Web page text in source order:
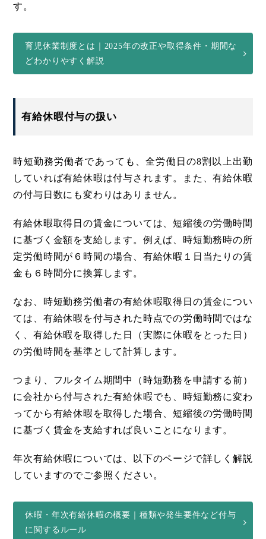
す。
育児休業制度とは｜2025年の改正や取得条件・期間な
どわかりやすく解説
有給休暇付与の扱い
時短勤務労働者であっても、全労働日の8割以上出勤
していれば有給休暇は付与されます。また、有給休暇
の付与日数にも変わりはありません。
有給休暇取得日の賃金については、短縮後の労働時間
に基づく金額を支給します。例えば、時短勤務時の所
定労働時間が６時間の場合、有給休暇１日当たりの賃
金も６時間分に換算します。
なお、時短勤務労働者の有給休暇取得日の賃金につい
ては、有給休暇を付与された時点での労働時間ではな
く、有給休暇を取得した日（実際に休暇をとった日）
の労働時間を基準として計算します。
つまり、フルタイム期間中（時短勤務を申請する前）
に会社から付与された有給休暇でも、時短勤務に変わ
ってから有給休暇を取得した場合、短縮後の労働時間
に基づく賃金を支給すれば良いことになります。
年次有給休暇については、以下のページで詳しく解説
していますのでご参照ください。
休暇・年次有給休暇の概要｜種類や発生要件など付与
に関するルール